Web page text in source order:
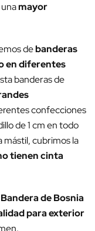
mayor
debanderas
en diferentes
banderas de
confecciones
de 1 cm en todo
cubrimos la
tienen cinta
Bandera de Bosnia
para exterior